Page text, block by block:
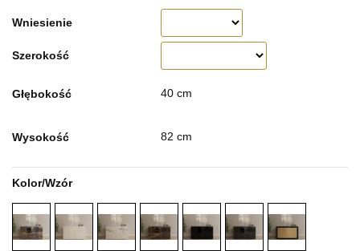
Wniesienie
Szerokość
Głębokość 40 cm
Wysokość 82 cm
Kolor/Wzór